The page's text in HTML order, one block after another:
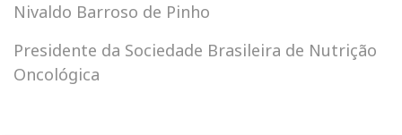
Nivaldo Barroso de Pinho
Presidente da Sociedade Brasileira de Nutrição
Oncológica